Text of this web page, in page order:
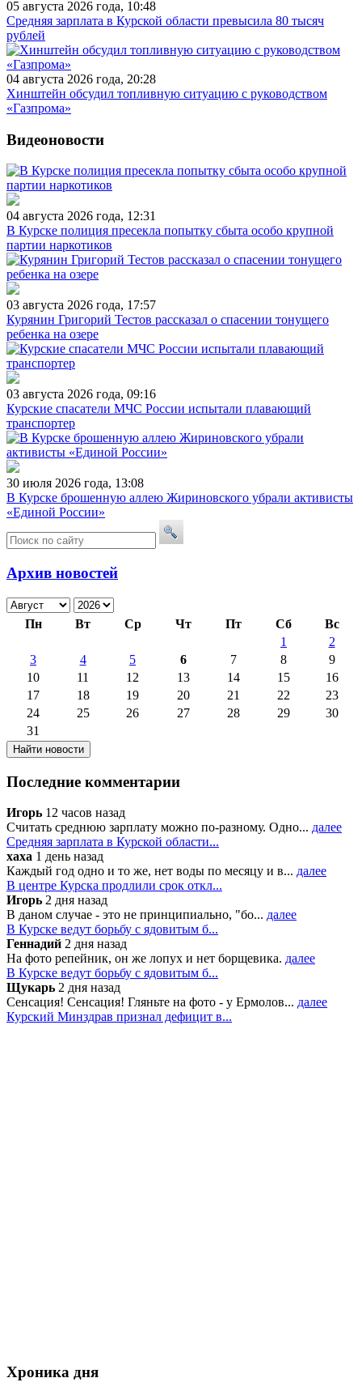
05 августа 2026 года, 10:48
Средняя зарплата в Курской области превысила 80 тысяч
рублей
04 августа 2026 года, 20:28
Хинштейн обсудил топливную ситуацию с руководством
«Газпрома»
Видеоновости
04 августа 2026 года, 12:31
В Курске полиция пресекла попытку сбыта особо крупной
партии наркотиков
03 августа 2026 года, 17:57
Курянин Григорий Тестов рассказал о спасении тонущего
ребенка на озере
03 августа 2026 года, 09:16
Курские спасатели МЧС России испытали плавающий
транспортер
30 июля 2026 года, 13:08
В Курске брошенную аллею Жириновского убрали активисты
«Единой России»
Архив новостей
Пн Вт Ср Чт Пт Сб
Вс
1
2
3
4 5 6 7 8
9
10
11 12 13 14 15
16
17
18 19 20 21 22
23
24
25 26 27 28 29
30
31
Последние комментарии
Игорь 12 часов назад
Считать среднюю зарплату можно по-разному. Одно... далее
Средняя зарплата в Курской области...
хаха 1 день назад
Каждый год одно и то же, нет воды по месяцу и в... далее
В центре Курска продлили срок откл...
Игорь 2 дня назад
В даном случае - это не принципиально, "бо... далее
В Курске ведут борьбу с ядовитым б...
Геннадий 2 дня назад
На фото репейник, он же лопух и нет борщевика. далее
В Курске ведут борьбу с ядовитым б...
Щукарь 2 дня назад
Сенсация! Сенсация! Гляньте на фото - у Ермолов... далее
Курский Минздрав признал дефицит в...
Хроника дня